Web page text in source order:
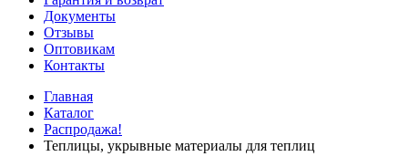
Документы
Отзывы
Оптовикам
Контакты
Главная
Каталог
Распродажа!
Теплицы, укрывные материалы для теплиц